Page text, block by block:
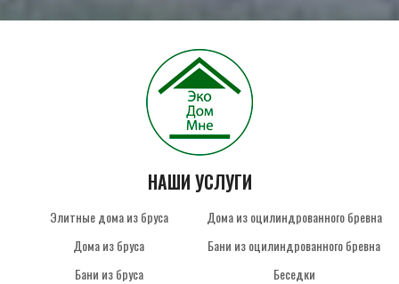
НАШИ УСЛУГИ
Элитные дома из бруса
Дома из бруса
Бани из бруса
Дома из оцилиндрованного бревна
Бани из оцилиндрованного бревна
Беседки